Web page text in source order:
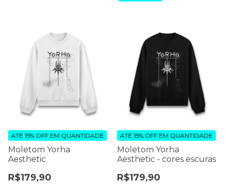
Moletom Yorha
Aesthetic
R$179,90
ATÉ 15% OFF EM QUANTIDADE
Moletom Yorha
Aesthetic - cores escuras
R$179,90
ATÉ 15% OFF EM QUANTIDADE